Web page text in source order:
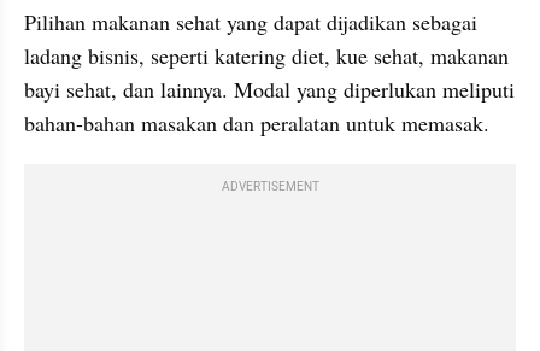
Pilihan makanan sehat yang dapat dijadikan sebagai
ladang bisnis, seperti katering diet, kue sehat, makanan
bayi sehat, dan lainnya. Modal yang diperlukan meliputi
bahan-bahan masakan dan peralatan untuk memasak.
ADVERTISEMENT